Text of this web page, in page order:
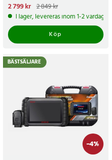
Nuvarande pris:
2 799 krTidigare pris:2 849 kr
2 799 kr 2 849 kr
I lager, levereras inom 1-2 vardagar
Köp
-4%
BÄSTSÄLJARE